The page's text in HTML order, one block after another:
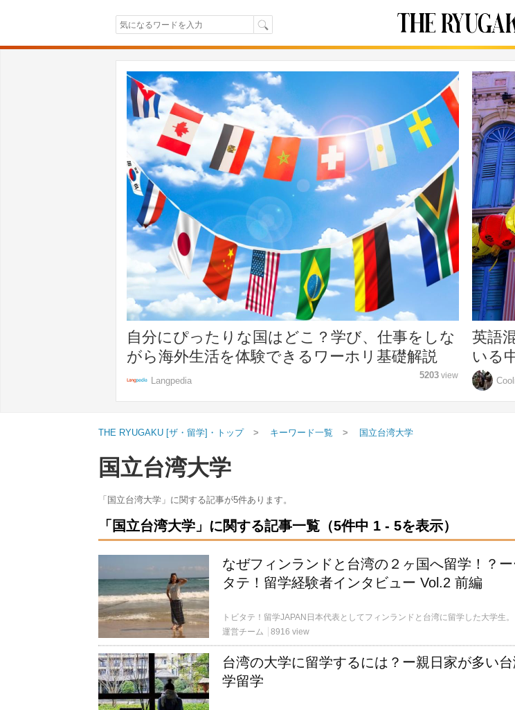
自分にぴったりな国はどこ？学び、仕事をしな
がら海外生活を体験できるワーホリ基礎解説
Langpedia 5203 view
英語
いる
THE RYUGAKU [ザ・留学]・トップ キーワード一覧 国立台湾大学
国立台湾大学
「国立台湾大学」に関する記事が5件あります。
「国立台湾大学」に関する記事一覧（5件中 1 - 5を表示）
なぜフィンランドと台湾の２ヶ国へ留学！？
タテ！留学経験者インタビュー Vol.2 前編
運営チーム
8916 view
台湾の大学に留学するには？ー親日家が多い
学留学